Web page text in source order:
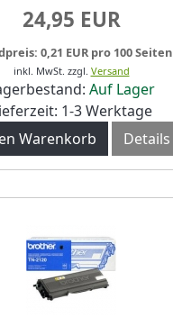
24,95 EUR
0,21 EUR pro 100 Seiten
inkl. MwSt. zzgl. Versand
Auf Lager
1-3 Werktage
Warenkorb
Details